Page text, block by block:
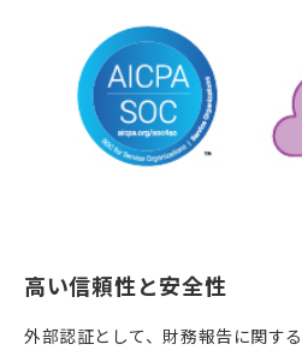
高い信頼性と安全性
外部認証として、財務報告に関す